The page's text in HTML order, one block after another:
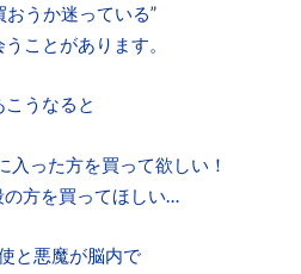
おうか迷っている”
ことがあります。
こうなると
入った方を買って欲しい！
の方を買ってほしい…
と悪魔が脳内で